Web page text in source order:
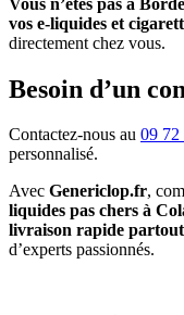
vos e-liquides et
directement chez vous.
Besoin d’un
Contactez-nous au 09 72
personnalisé.
Avec Genericlop.fr,
liquides pas chers à
livraison rapide
d’experts passionnés.